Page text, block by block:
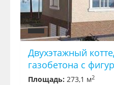
Двухэтажный
газобетона с
Площадь: 273,1 м2